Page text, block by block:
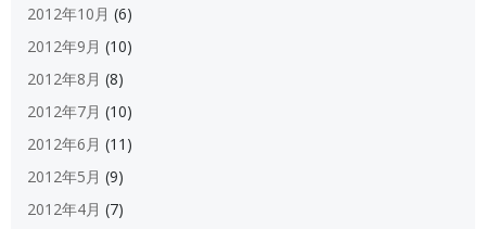
2012年10月 (6)
2012年9月 (10)
2012年8月 (8)
2012年7月 (10)
2012年6月 (11)
2012年5月 (9)
2012年4月 (7)